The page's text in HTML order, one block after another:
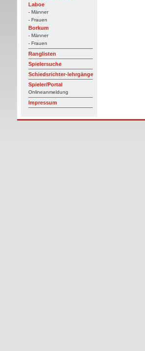
Laboe
- Männer
- Frauen
Borkum
- Männer
- Frauen
Ranglisten
Spielersuche
Schiedsrichter-lehrgänge
Spieler/Portal
Onlineanmeldung
Impressum